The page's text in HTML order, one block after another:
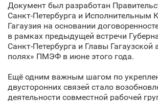
Документ был разработан
Санкт‑Петербурга и Исполнительным
Гагаузия на основании
в рамках предыдущей встречи
Санкт‑Петербурга и Главы
полях» ПМЭФ в июне этого года.
Ещё одним важным шагом по
двусторонних связей стало
деятельности совместной рабочей